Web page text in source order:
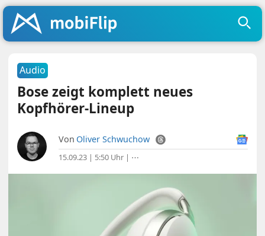
Audio
Bose zeigt komplett neues
Kopfhörer-Lineup
Von Oliver Schwuchow
15.09.23 | 5:50 Uhr | ⋯